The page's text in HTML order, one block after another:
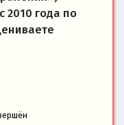
2010 года по